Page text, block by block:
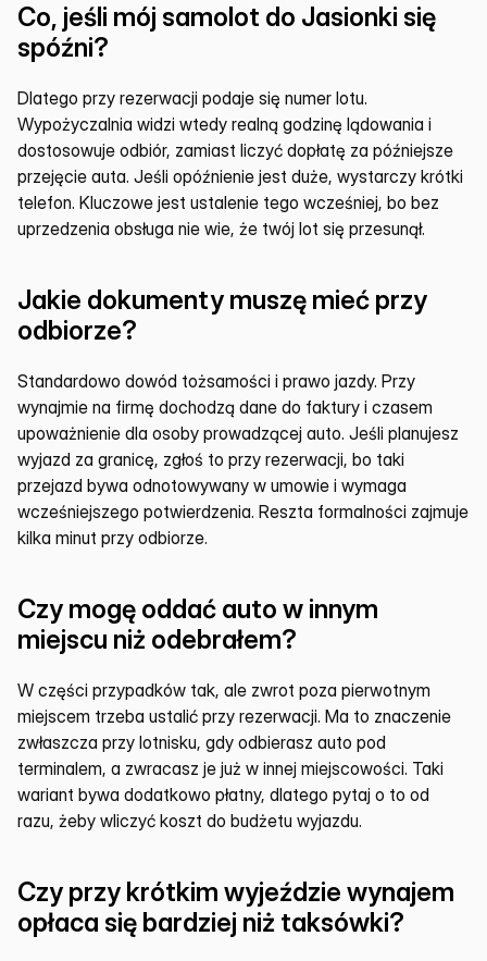
Co, jeśli mój samolot do Jasionki się
spóźni?
Dlatego przy rezerwacji podaje się numer lotu.
Wypożyczalnia widzi wtedy realną godzinę lądowania i
dostosowuje odbiór, zamiast liczyć dopłatę za późniejsze
przejęcie auta. Jeśli opóźnienie jest duże, wystarczy krótki
telefon. Kluczowe jest ustalenie tego wcześniej, bo bez
uprzedzenia obsługa nie wie, że twój lot się przesunął.
Jakie dokumenty muszę mieć przy
odbiorze?
Standardowo dowód tożsamości i prawo jazdy. Przy
wynajmie na firmę dochodzą dane do faktury i czasem
upoważnienie dla osoby prowadzącej auto. Jeśli planujesz
wyjazd za granicę, zgłoś to przy rezerwacji, bo taki
przejazd bywa odnotowywany w umowie i wymaga
wcześniejszego potwierdzenia. Reszta formalności zajmuje
kilka minut przy odbiorze.
Czy mogę oddać auto w innym
miejscu niż odebrałem?
W części przypadków tak, ale zwrot poza pierwotnym
miejscem trzeba ustalić przy rezerwacji. Ma to znaczenie
zwłaszcza przy lotnisku, gdy odbierasz auto pod
terminalem, a zwracasz je już w innej miejscowości. Taki
wariant bywa dodatkowo płatny, dlatego pytaj o to od
razu, żeby wliczyć koszt do budżetu wyjazdu.
Czy przy krótkim wyjeździe wynajem
opłaca się bardziej niż taksówki?